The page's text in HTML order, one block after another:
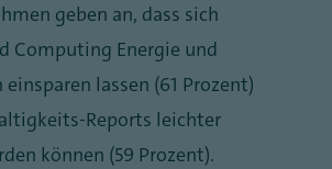
geben an, dass sich
Computing Energie und
einsparen lassen (61 Prozent)
Reports leichter
können (59 Prozent).